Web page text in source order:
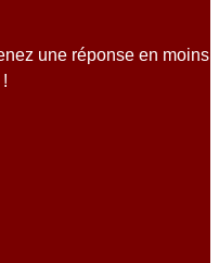
une réponse en moins